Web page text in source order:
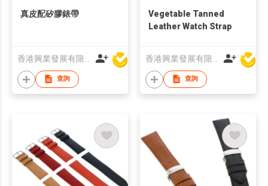
真皮配矽膠錶帶
查詢
Vegetable Tanned
Leather Watch Strap
查詢